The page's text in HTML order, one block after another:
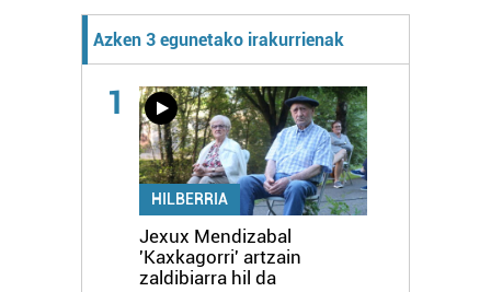
Azken 3 egunetako irakurrienak
1
HILBERRIA
Jexux Mendizabal
'Kaxkagorri' artzain
zaldibiarra hil da